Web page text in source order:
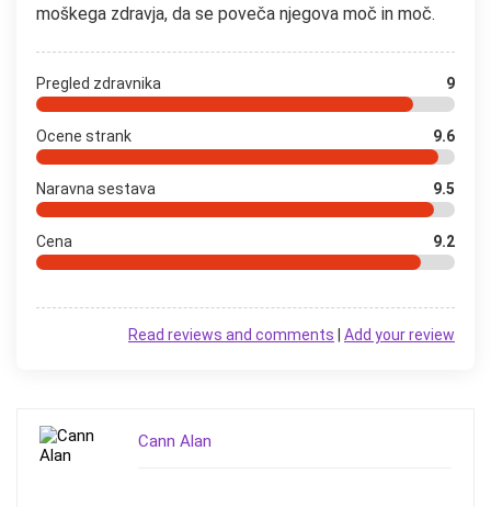
moškega zdravja, da se poveča njegova moč in moč.
Pregled zdravnika 9
Ocene strank 9.6
Naravna sestava 9.5
Cena 9.2
Add your review
Read reviews and comments
Cann Alan